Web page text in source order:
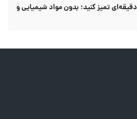
مایکروویو را با این ترفند ۵ دقیقه‌ای تمیز کنید؛ بدون مواد شیمیایی و